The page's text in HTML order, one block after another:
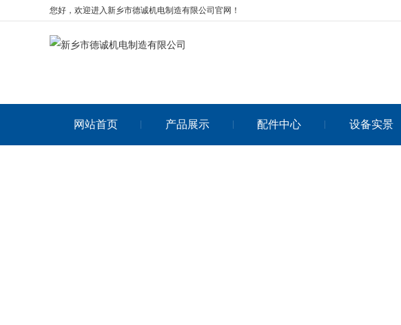
您好，欢迎进入新乡市德诚机电制造有限公司官网！
网站首页 产品展示 配件中心 设备实景